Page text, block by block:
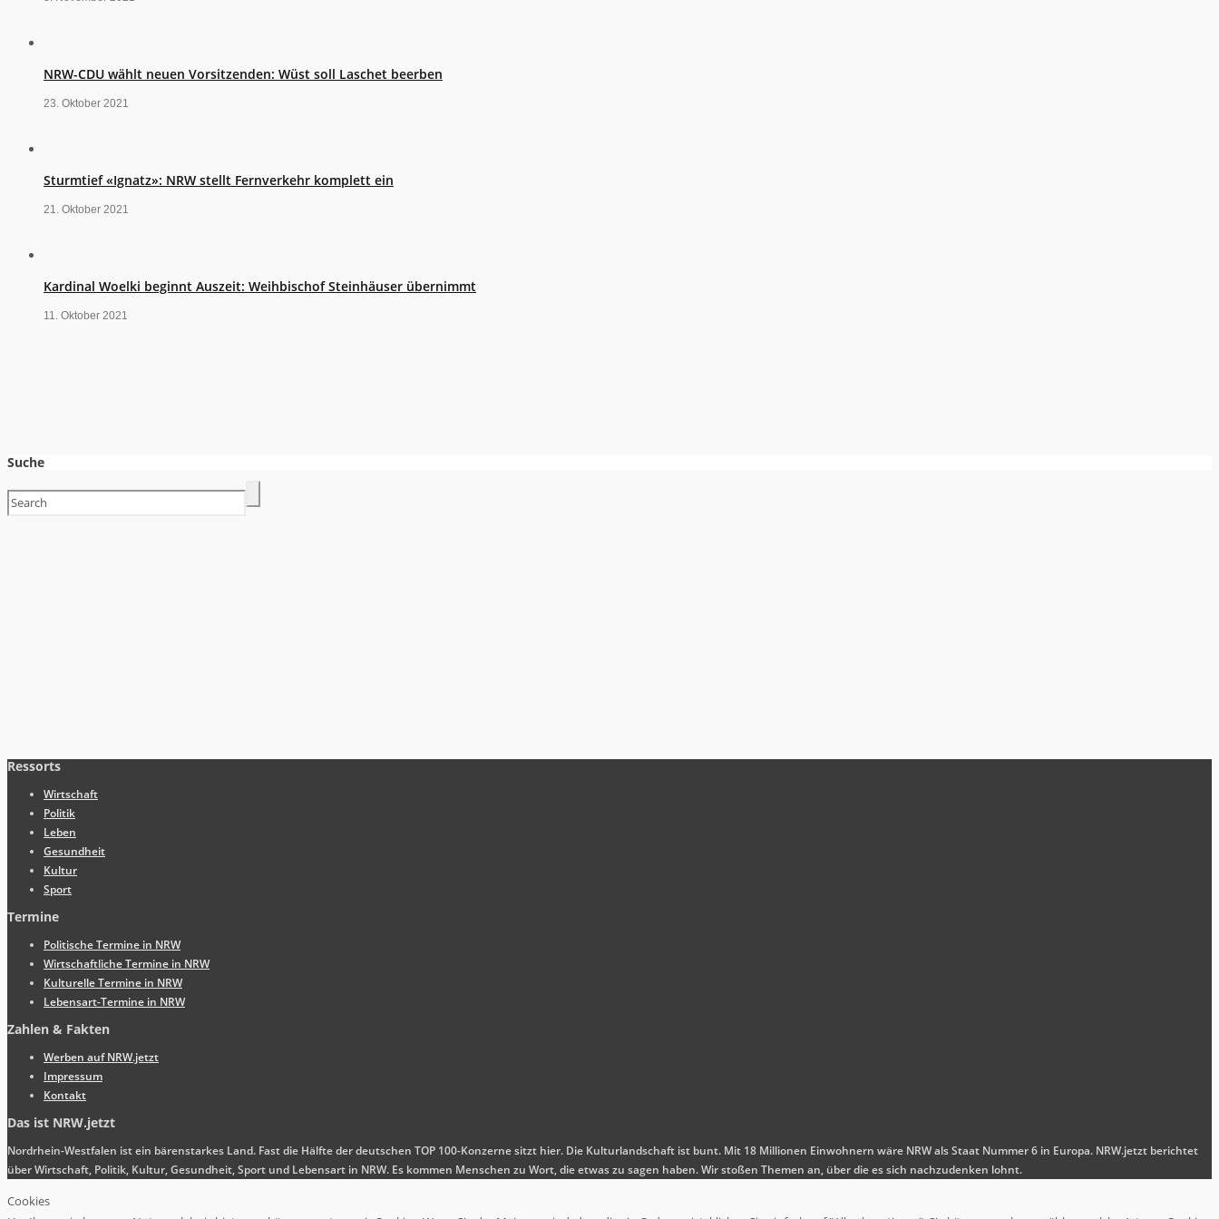
NRW-CDU wählt neuen Vorsitzenden: Wüst soll Laschet beerben
23. Oktober 2021
Sturmtief «Ignatz»: NRW stellt Fernverkehr komplett ein
21. Oktober 2021
Kardinal Woelki beginnt Auszeit: Weihbischof Steinhäuser übernimmt
11. Oktober 2021
Suche
Ressorts
Wirtschaft
Politik
Leben
Gesundheit
Kultur
Sport
Termine
Politische Termine in NRW
Wirtschaftliche Termine in NRW
Kulturelle Termine in NRW
Lebensart-Termine in NRW
Zahlen & Fakten
Werben auf NRW.jetzt
Impressum
Kontakt
Das ist NRW.jetzt
Nordrhein-Westfalen ist ein bärenstarkes Land. Fast die Hälfte der deutschen TOP 100-Konzerne sitzt hier. Die Kulturlandschaft ist bunt. Mit 18 Millionen Einwohnern wäre NRW als Staat Nummer 6 in Europa. NRW.jetzt berichtet
über Wirtschaft, Politik, Kultur, Gesundheit, Sport und Lebensart in NRW. Es kommen Menschen zu Wort, die etwas zu sagen haben. Wir stoßen Themen an, über die es sich nachzudenken lohnt.
Cookies